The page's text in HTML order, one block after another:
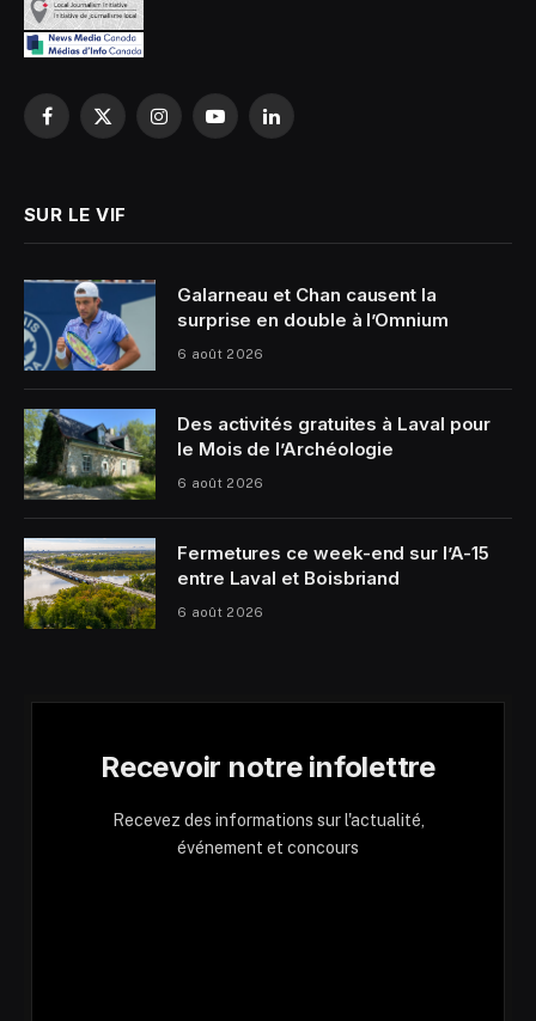
Facebook
X
InstagramYouTubeLinkedIn
SUR LE VIF
Galarneau et Chan causent la
surprise en double à l’Omnium
6 août 2026
Des activités gratuites à Laval pour
le Mois de l’Archéologie
6 août 2026
Fermetures ce week-end sur l’A-15
entre Laval et Boisbriand
6 août 2026
Recevoir notre infolettre
Recevez des informations sur l'actualité,
événement et concours